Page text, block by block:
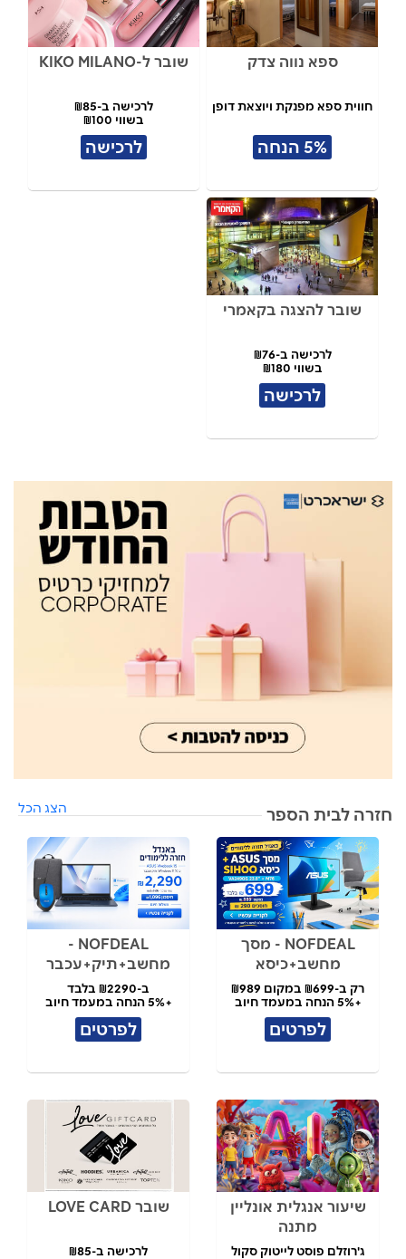
ספא נווה צדק
חווית ספא מפנקת ויוצאת דופן
5% הנחה
שובר ל-KIKO MILANO
לרכישה ב-₪85
בשווי ₪100
לרכישה
שובר להצגה בקאמרי
לרכישה ב-₪76
בשווי ₪180
לרכישה
חזרה לבית הספר הצג הכל
NOFDEAL - מסך
מחשב+כיסא
רק ב-₪699 במקום ₪989
+5% הנחה במעמד חיוב
לפרטים
NOFDEAL -
מחשב+תיק+עכבר
ב-₪2290 בלבד
+5% הנחה במעמד חיוב
לפרטים
שיעור אנגלית אונליין
מתנה
ג'רוזלם פוסט לייטוק סקול
שובר LOVE CARD
לרכישה ב-₪85